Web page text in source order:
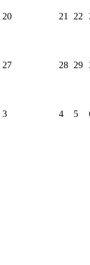
20 21 22
27 28 29
3 4 5